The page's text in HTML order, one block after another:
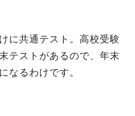
に共通テスト。高校受験
テストがあるので、年末
なるわけです。